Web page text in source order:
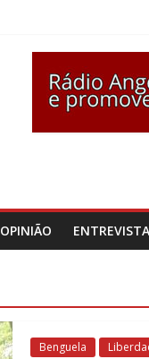
OPINIÃO ENTREVISTA
Benguela